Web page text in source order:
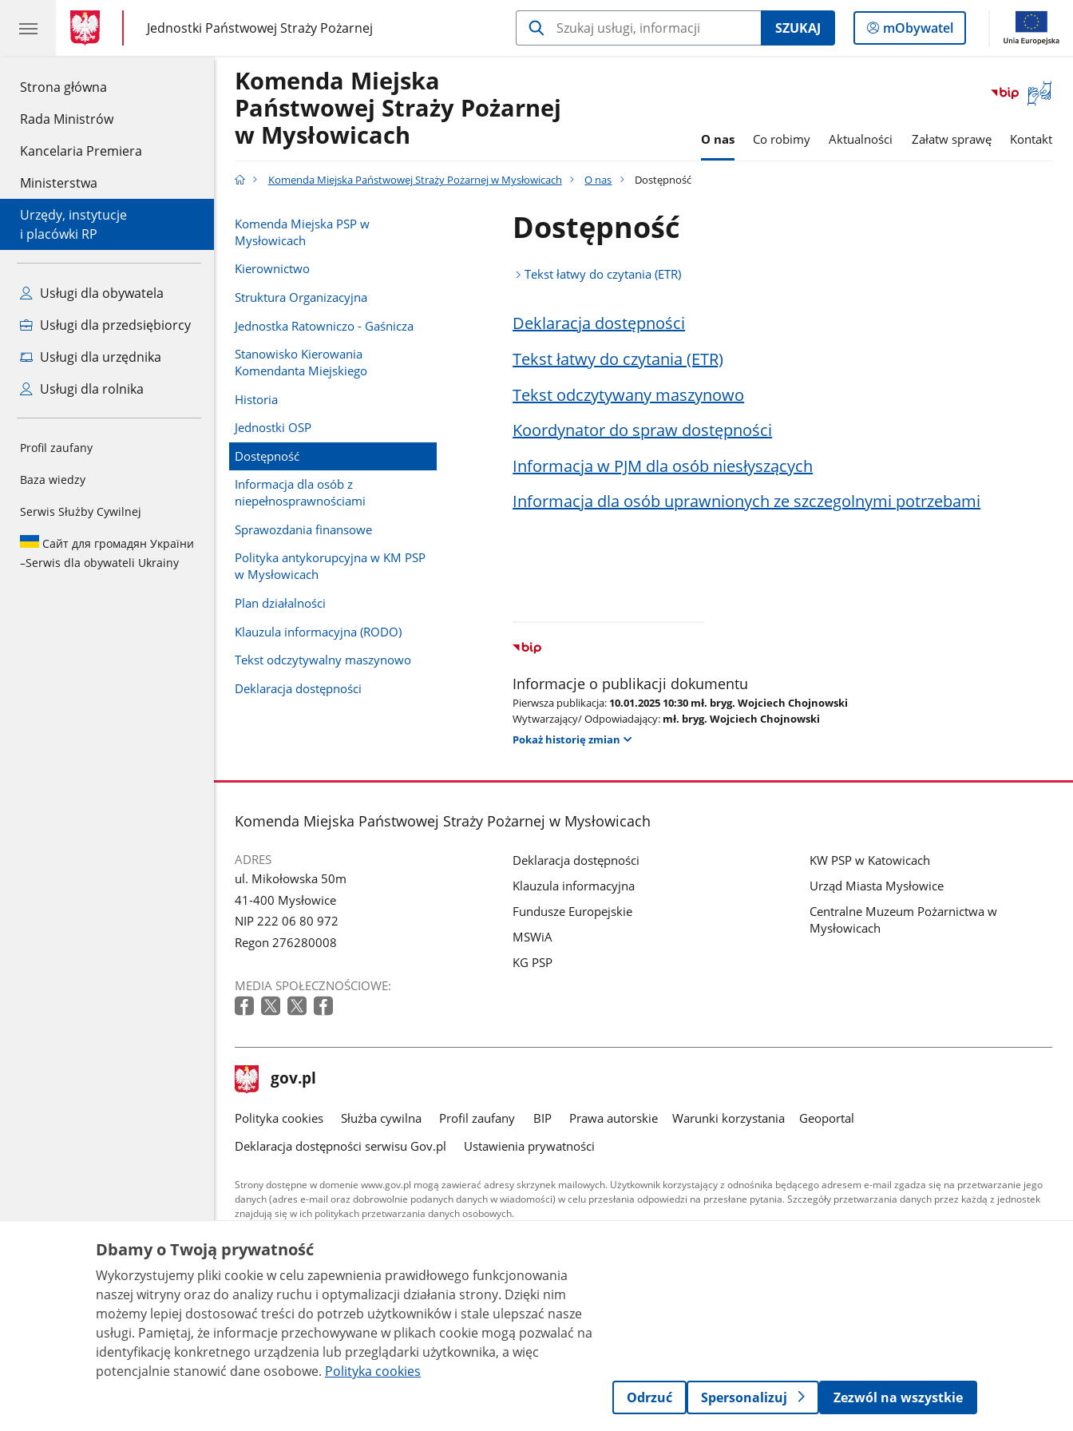
Strona główna
Rada Ministrów
Kancelaria Premiera
Ministerstwa
Urzędy, instytucje
i placówki RP
Usługi dla obywatela
Usługi dla przedsiębiorcy
Usługi dla urzędnika
Usługi dla rolnika
Profil zaufany
Baza wiedzy
Serwis Służby Cywilnej
Сайт для громадян України
–Serwis dla obywateli Ukrainy
gov.pl
gov.pl
Jednostki Państwowej Straży Pożarnej
gov.pl
Jednostki
Państwowej
SZUKAJ
Logowanie
do
mObywatel
Otwórz
okno
Komenda Miejska
Państwowej Straży Pożarnej
w Mysłowicach
O nas Co robimy Aktualności Załatw sprawę Kontakt
Komenda Miejska Państwowej Straży Pożarnej w Mysłowicach O nas Dostępność
Komenda Miejska PSP w
Mysłowicach
Kierownictwo
Struktura Organizacyjna
Jednostka Ratowniczo - Gaśnicza
Stanowisko Kierowania
Komendanta Miejskiego
Historia
Jednostki OSP
Dostępność
Informacja dla osób z
niepełnosprawnościami
Sprawozdania finansowe
Polityka antykorupcyjna w KM PSP
w Mysłowicach
Plan działalności
Klauzula informacyjna (RODO)
Tekst odczytywalny maszynowo
Deklaracja dostępności
Dostępność
Tekst łatwy do czytania (ETR)
Deklaracja dostępności
Tekst łatwy do czytania (ETR)
Tekst odczytywany maszynowo
Koordynator do spraw dostępności
Informacja w PJM dla osób niesłyszących
Informacja dla osób uprawnionych ze szczegolnymi potrzebami
Informacje o publikacji dokumentu
Pierwsza publikacja: 10.01.2025 10:30 mł. bryg. Wojciech Chojnowski
Wytwarzający/ Odpowiadający: mł. bryg. Wojciech Chojnowski
Pokaż historię zmian
stopka
Komenda Miejska Państwowej Straży Pożarnej w Mysłowicach
ADRES
ul. Mikołowska 50m
41-400 Mysłowice
NIP 222 06 80 972
Regon 276280008
MEDIA SPOŁECZNOŚCIOWE:
Deklaracja dostępności
Klauzula informacyjna
Fundusze Europejskie
MSWiA
KG PSP
KW PSP w Katowicach
Urząd Miasta Mysłowice
Centralne Muzeum Pożarnictwa w
Mysłowicach
stopka
gov.pl Strona
gov.pl
gov.pl
Polityka cookies Służba cywilna Profil zaufany BIP Prawa autorskie Warunki korzystania
Geoportal
Deklaracja dostępności serwisu Gov.pl
Ustawienia prywatności
Strony dostępne w domenie www.gov.pl mogą zawierać adresy skrzynek mailowych. Użytkownik korzystający z odnośnika będącego adresem e-mail zgadza się na przetwarzanie jego
danych (adres e-mail oraz dobrowolnie podanych danych w wiadomości) w celu przesłania odpowiedzi na przesłane pytania. Szczegóły przetwarzania danych przez każdą z jednostek
znajdują się w ich politykach przetwarzania danych osobowych.
Treści tekstowe publikowane w serwisie (z wyłączeniem treści audiowizualnych), są
udostępniane na licencji typu Creative Commons: uznanie autorstwa - na tych samych
warunkach 4.0 (CC BY-SA 4.0). Materiały audiowizualne, w tym zdjęcia, materiały audio i wideo,
są udostępniane na licencji typu Creative Commons: uznanie autorstwa użycie niekomercyjne -
bez utworów zależnych 4.0 (CC BY-NC-ND 4.0), o ile nie jest to stwierdzone inaczej.
Dbamy o Twoją prywatność
Wykorzystujemy pliki cookie w celu zapewnienia prawidłowego funkcjonowania
naszej witryny oraz do analizy ruchu i optymalizacji działania strony. Dzięki nim
możemy lepiej dostosować treści do potrzeb użytkowników i stale ulepszać nasze
usługi. Pamiętaj, że informacje przechowywane w plikach cookie mogą pozwalać na
identyfikację konkretnego urządzenia lub przeglądarki użytkownika, a więc
potencjalnie stanowić dane osobowe. Polityka cookies
Odrzuć
Spersonalizuj Zezwól na wszystkie